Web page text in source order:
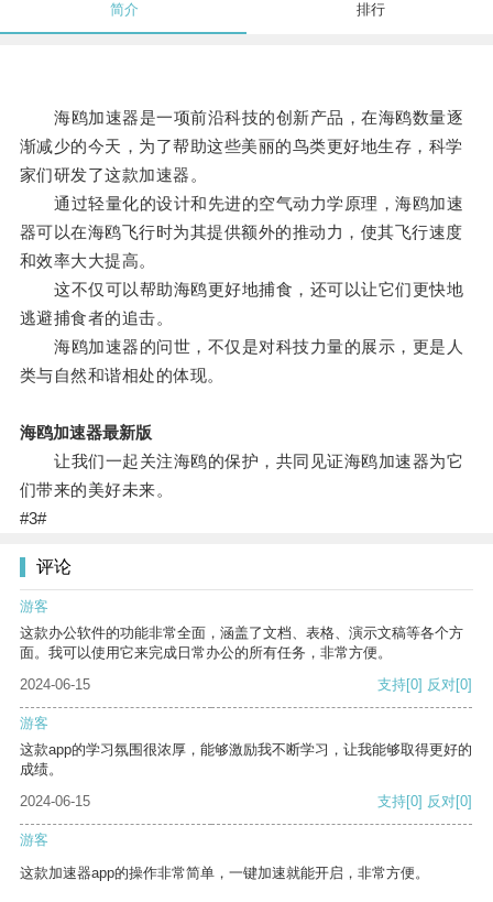
简介 排行
海鸥加速器是一项前沿科技的创新产品，在海鸥数量逐
渐减少的今天，为了帮助这些美丽的鸟类更好地生存，科学
家们研发了这款加速器。
通过轻量化的设计和先进的空气动力学原理，海鸥加速
器可以在海鸥飞行时为其提供额外的推动力，使其飞行速度
和效率大大提高。
这不仅可以帮助海鸥更好地捕食，还可以让它们更快地
逃避捕食者的追击。
海鸥加速器的问世，不仅是对科技力量的展示，更是人
类与自然和谐相处的体现。
海鸥加速器最新版
让我们一起关注海鸥的保护，共同见证海鸥加速器为它
们带来的美好未来。
#3#
评论
游客
这款办公软件的功能非常全面，涵盖了文档、表格、演示文稿等各个方
面。我可以使用它来完成日常办公的所有任务，非常方便。
2024-06-15
支持[0] 反对[0]
游客
这款app的学习氛围很浓厚，能够激励我不断学习，让我能够取得更好的
成绩。
2024-06-15
支持[0] 反对[0]
游客
这款加速器app的操作非常简单，一键加速就能开启，非常方便。